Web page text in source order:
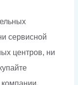
сервисной
центров, ни